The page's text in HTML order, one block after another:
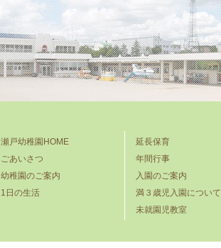
瀬戸幼稚園HOME
ごあいさつ
幼稚園のご案内
1日の生活
延長保育
年間行事
入園のご案内
満３歳児入園について
未就園児教室